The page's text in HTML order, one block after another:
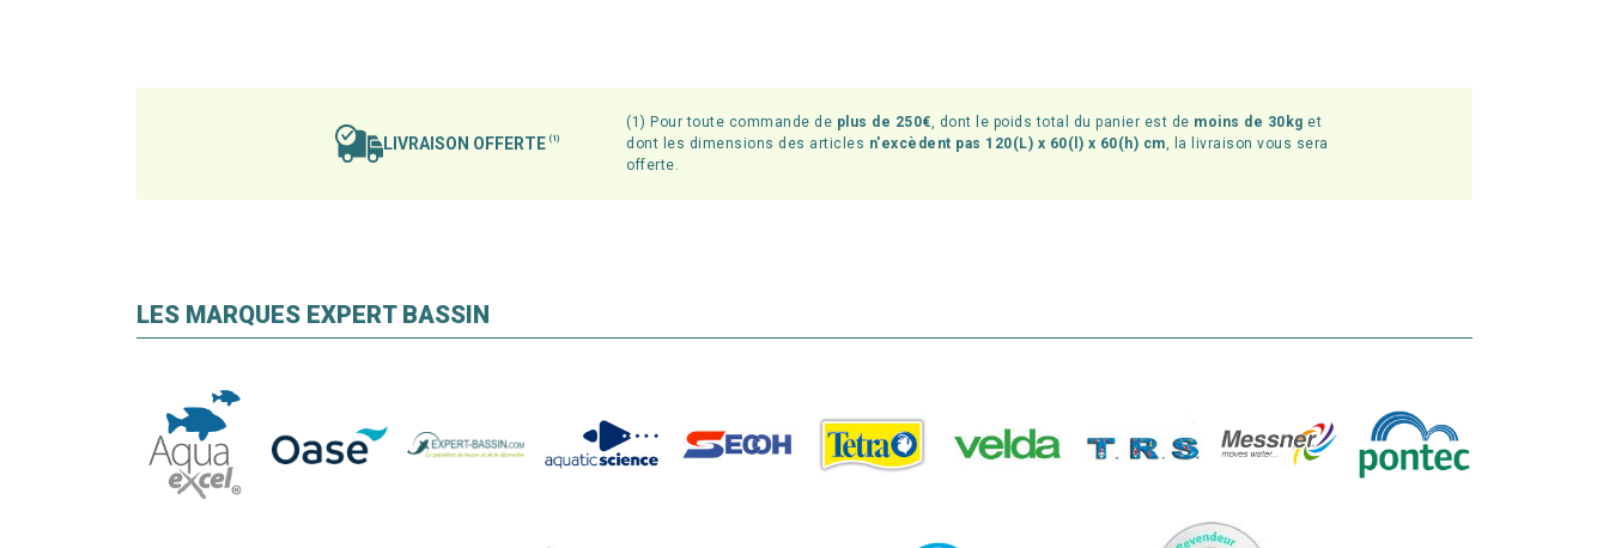
LIVRAISON OFFERTE(1)
(1) Pour toute commande de plus de 250€, dont le poids total du panier est de moins de 30kg et
dont les dimensions des articles n'excèdent pas 120(L) x 60(l) x 60(h) cm, la livraison vous sera
offerte.
LES MARQUES EXPERT BASSIN